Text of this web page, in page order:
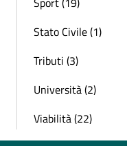
Stato Civile (1)
Tributi (3)
Università (2)
Viabilità (22)